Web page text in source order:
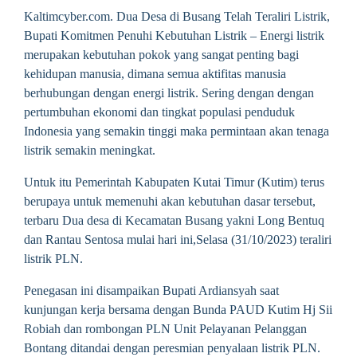
Kaltimcyber.com. Dua Desa di Busang Telah Teraliri Listrik,
Bupati Komitmen Penuhi Kebutuhan Listrik – Energi listrik
merupakan kebutuhan pokok yang sangat penting bagi
kehidupan manusia, dimana semua aktifitas manusia
berhubungan dengan energi listrik. Sering dengan dengan
pertumbuhan ekonomi dan tingkat populasi penduduk
Indonesia yang semakin tinggi maka permintaan akan tenaga
listrik semakin meningkat.
Untuk itu Pemerintah Kabupaten Kutai Timur (Kutim) terus
berupaya untuk memenuhi akan kebutuhan dasar tersebut,
terbaru Dua desa di Kecamatan Busang yakni Long Bentuq
dan Rantau Sentosa mulai hari ini,Selasa (31/10/2023) teraliri
listrik PLN.
Penegasan ini disampaikan Bupati Ardiansyah saat
kunjungan kerja bersama dengan Bunda PAUD Kutim Hj Sii
Robiah dan rombongan PLN Unit Pelayanan Pelanggan
Bontang ditandai dengan peresmian penyalaan listrik PLN.